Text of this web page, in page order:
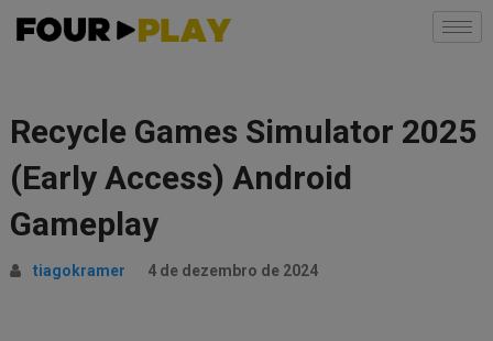
Recycle Games Simulator 2025
(Early Access) Android
Gameplay
tiagokramer 4 de dezembro de 2024